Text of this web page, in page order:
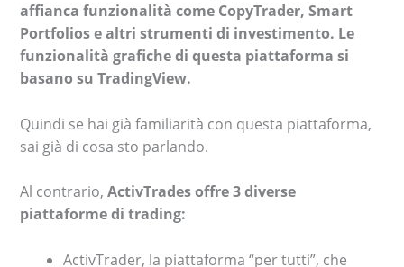
affianca funzionalità come CopyTrader, Smart
Portfolios e altri strumenti di investimento. Le
funzionalità grafiche di questa piattaforma si
basano su TradingView.
Quindi se hai già familiarità con questa piattaforma,
sai già di cosa sto parlando.
Al contrario,ActivTrades offre 3 diverse
piattaforme di trading:
ActivTrader, la piattaforma “per tutti”, che